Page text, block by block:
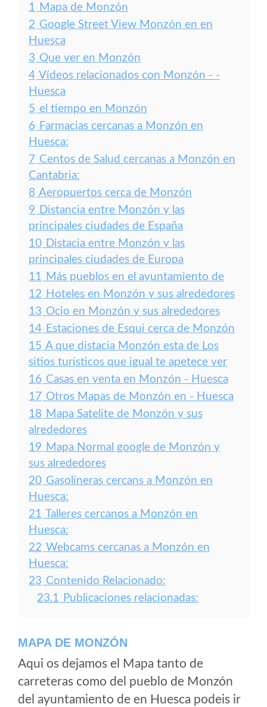
1 Mapa de Monzón
2 Google Street View Monzón en en
Huesca
3 Que ver en Monzón
4 Vídeos relacionados con Monzón - -
Huesca
5 el tiempo en Monzón
6 Farmacias cercanas a Monzón en
Huesca:
7 Centos de Salud cercanas a Monzón en
Cantabria:
8 Aeropuertos cerca de Monzón
9 Distancia entre Monzón y las
principales ciudades de España
10 Distacia entre Monzón y las
principales ciudades de Europa
11 Más pueblos en el ayuntamiento de
12 Hoteles en Monzón y sus alrededores
13 Ocio en Monzón y sus alrededores
14 Estaciones de Esqui cerca de Monzón
15 A que distacia Monzón esta de Los
sitios turisticos que igual te apetece ver
16 Casas en venta en Monzón - Huesca
17 Otros Mapas de Monzón en - Huesca
18 Mapa Satelite de Monzón y sus
alrededores
19 Mapa Normal google de Monzón y
sus alrededores
20 Gasolineras cercans a Monzón en
Huesca:
21 Talleres cercanos a Monzón en
Huesca:
22 Webcams cercanas a Monzón en
Huesca:
23 Contenido Relacionado:
23.1 Publicaciones relacionadas:
MAPA DE MONZÓN
Aqui os dejamos el Mapa tanto de
carreteras como del pueblo de Monzón
del ayuntamiento de en Huesca podeis ir